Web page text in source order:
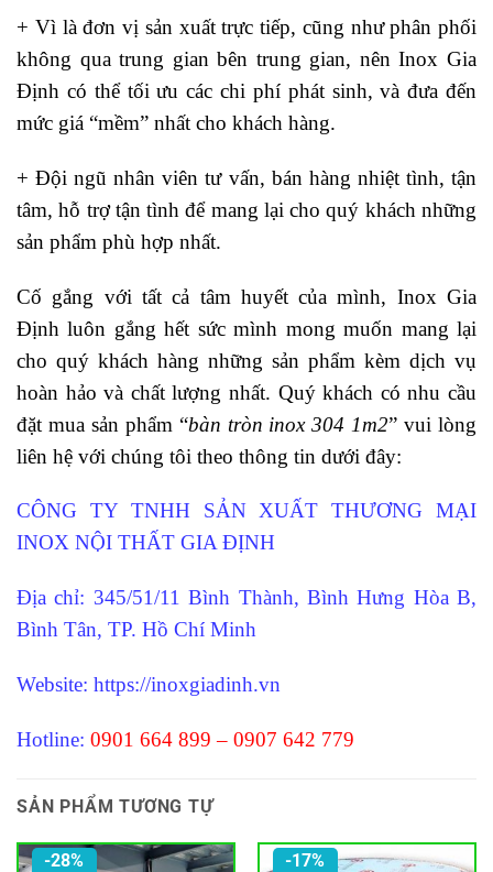
+ Vì là đơn vị sản xuất trực tiếp, cũng như phân phối
không qua trung gian bên trung gian, nên Inox Gia
Định có thể tối ưu các chi phí phát sinh, và đưa đến
mức giá “mềm” nhất cho khách hàng.
+ Đội ngũ nhân viên tư vấn, bán hàng nhiệt tình, tận
tâm, hỗ trợ tận tình để mang lại cho quý khách những
sản phẩm phù hợp nhất.
Cố gắng với tất cả tâm huyết của mình, Inox Gia
Định luôn gắng hết sức mình mong muốn mang lại
cho quý khách hàng những sản phẩm kèm dịch vụ
hoàn hảo và chất lượng nhất. Quý khách có nhu cầu
đặt mua sản phẩm “bàn tròn inox 304 1m2” vui lòng
liên hệ với chúng tôi theo thông tin dưới đây:
CÔNG TY TNHH SẢN XUẤT THƯƠNG MẠI
INOX NỘI THẤT GIA ĐỊNH
Địa chỉ: 345/51/11 Bình Thành, Bình Hưng Hòa B,
Bình Tân, TP. Hồ Chí Minh
Website: https://inoxgiadinh.vn
Hotline: 0901 664 899 – 0907 642 779
SẢN PHẨM TƯƠNG TỰ
-28% -17%